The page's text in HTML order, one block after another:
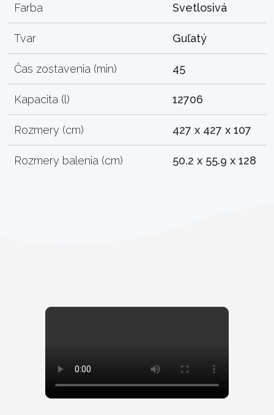
Farba Svetlosivá
Tvar Guľatý
Čas zostavenia (min) 45
Kapacita (l) 12706
Rozmery (cm) 427 x 427 x 107
Rozmery balenia (cm) 50.2 x 55.9 x 128